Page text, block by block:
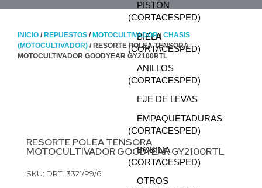
PISTON
(CORTACESPED)
BIELA
(CORTACESPED)
ANILLOS
(CORTACESPED)
EJE DE LEVAS
EMPAQUETADURAS
(CORTACESPED)
BOBINA
(CORTACESPED)
OTROS
INICIO / REPUESTOS / MOTOCULTIVADOR/ CHASIS
(MOTOCULTIVADOR) / RESORTE POLEA TENSORA
MOTOCULTIVADOR GOODYEAR GY2100RTL
RESORTE POLEA TENSORA
MOTOCULTIVADOR GOODYEAR GY2100RTL
SKU: DRTL3321/P9/6